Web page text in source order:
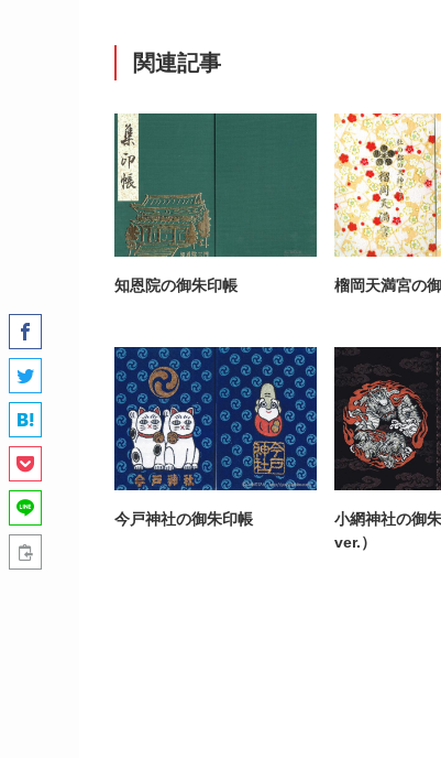
関連記事
知恩院の御朱印帳 榴岡天満宮の
今戸神社の御朱印帳
小網神社の御
ver.）